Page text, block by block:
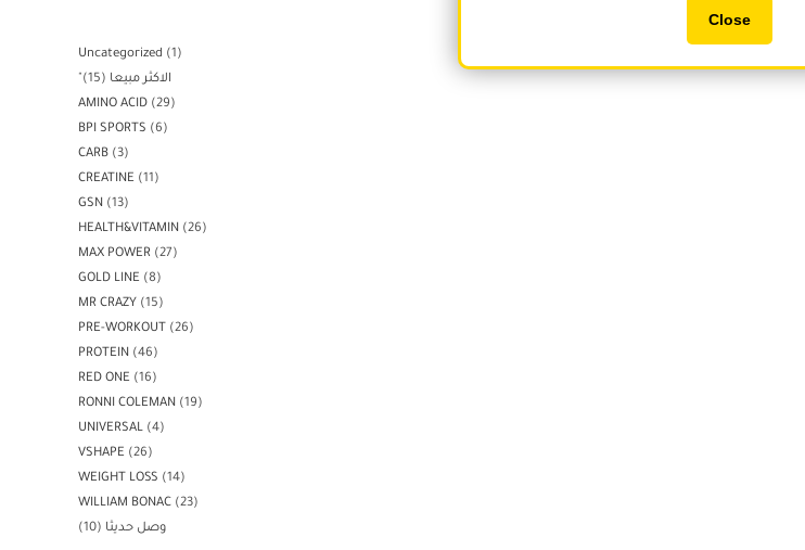
Uncategorized
1
"الاكثر مبيعا
15
AMINO ACID
29
BPI SPORTS
6
CARB
3
CREATINE
11
GSN
13
HEALTH&VITAMIN
26
MAX POWER
27
GOLD LINE
8
MR CRAZY
15
PRE-WORKOUT
26
PROTEIN
46
RED ONE
16
RONNI COLEMAN
19
UNIVERSAL
4
VSHAPE
26
WEIGHT LOSS
14
WILLIAM BONAC
23
وصل حديثا
10
Close